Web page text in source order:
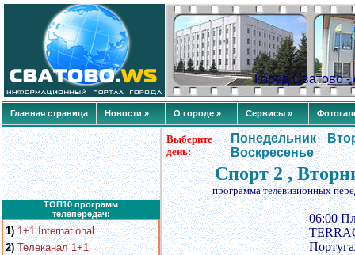
Город Сватово
Главная страница Новости » О городе » Сервисы »
ТОП10 программ
телепередач:
1) 1+1 International
2) Телеканал 1+1
Выберите
день:
Понедельник
Воскресенье
Спорт 2 ,
программа телевизионных
06:00